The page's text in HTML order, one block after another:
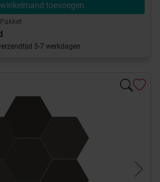
toevoegen
5-7 werkdagen
Next